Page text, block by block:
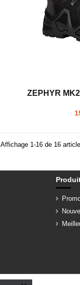
ZEPHYR
Affichage 1-16 de 16